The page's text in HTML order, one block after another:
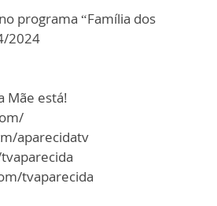
programa “Família dos
2024
Mãe está!
aparecidatv
tvaparecida